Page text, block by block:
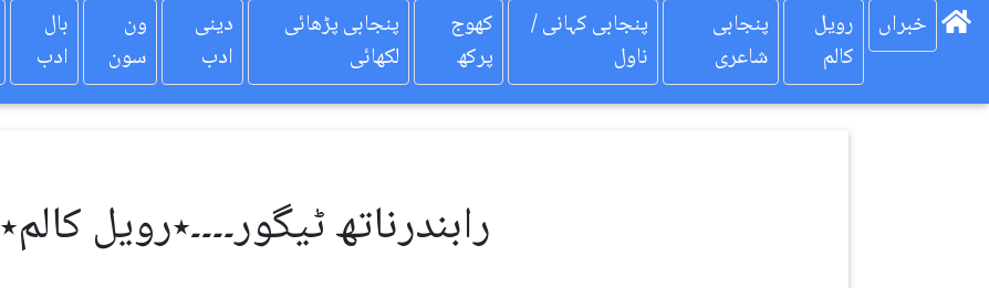
بال
ادب
ون
سون
دینی
ادب
پنجابی پڑھائی
لکھائی
کھوج
پرکھ
پنجابی کہانی /
ناول
پنجابی
شاعری
رویل
کالم
خبراں
رابندرناتھ ٹیگور۔۔۔۔٭رویل کالم٭